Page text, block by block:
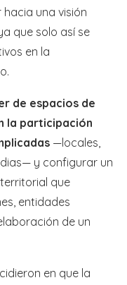
hacia una visión
que solo así se
en la
de espacios de
la participación
—locales,
y configurar un
que
entidades
de un
en que la